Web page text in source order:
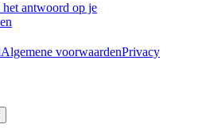
antwoord op je
Algemene voorwaardenPrivacy